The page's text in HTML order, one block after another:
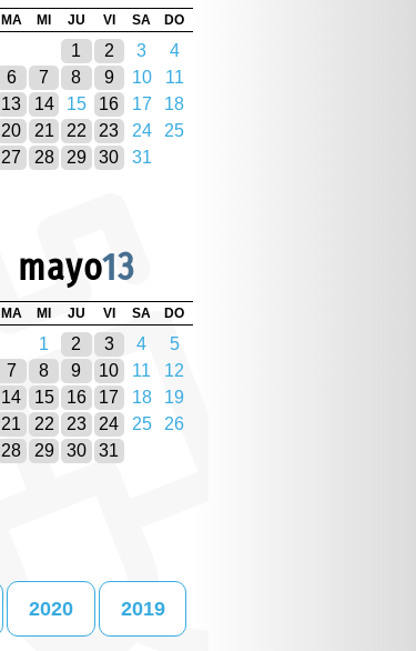
MA MI JU VI SA DO
1 2 3
4
6 7 8 9 10
11
13 14 15 16 17
18
20 21 22 23 24
25
27 28 29 30 31
mayo13
MA MI JU VI SA DO
1 2 3 4
5
7 8 9 10 11
12
14 15 16 17 18
19
21 22 23 24 25
26
28 29 30 31
2020 2019